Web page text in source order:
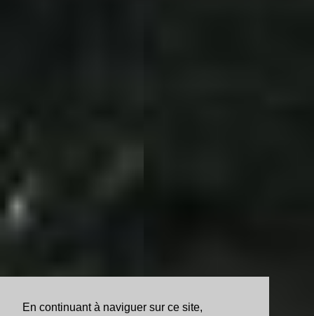
En continuant à naviguer sur ce site,